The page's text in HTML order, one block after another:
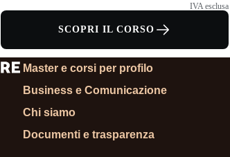
IVA esclusa
SCOPRI IL CORSO
Master e corsi per profilo
Business e Comunicazione
Chi siamo
Documenti e trasparenza